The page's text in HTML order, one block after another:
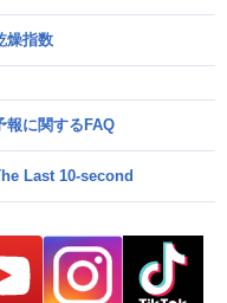
燥指数
報に関するFAQ
Last 10-second